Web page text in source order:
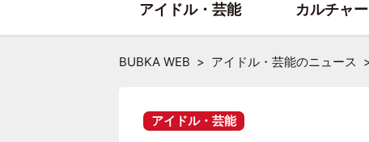
BUBKA WEB アイドル・芸能のニュース
アイドル・芸能
アイドル・芸能 カルチャー